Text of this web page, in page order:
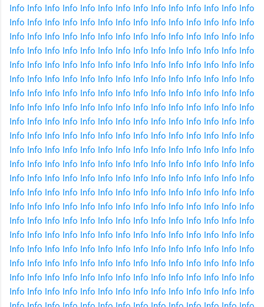
Info Info Info Info Info Info Info Info Info Info Info Info Info Info
Info Info Info Info Info Info Info Info Info Info Info Info Info Info
Info Info Info Info Info Info Info Info Info Info Info Info Info Info
Info Info Info Info Info Info Info Info Info Info Info Info Info Info
Info Info Info Info Info Info Info Info Info Info Info Info Info Info
Info Info Info Info Info Info Info Info Info Info Info Info Info Info
Info Info Info Info Info Info Info Info Info Info Info Info Info Info
Info Info Info Info Info Info Info Info Info Info Info Info Info Info
Info Info Info Info Info Info Info Info Info Info Info Info Info Info
Info Info Info Info Info Info Info Info Info Info Info Info Info Info
Info Info Info Info Info Info Info Info Info Info Info Info Info Info
Info Info Info Info Info Info Info Info Info Info Info Info Info Info
Info Info Info Info Info Info Info Info Info Info Info Info Info Info
Info Info Info Info Info Info Info Info Info Info Info Info Info Info
Info Info Info Info Info Info Info Info Info Info Info Info Info Info
Info Info Info Info Info Info Info Info Info Info Info Info Info Info
Info Info Info Info Info Info Info Info Info Info Info Info Info Info
Info Info Info Info Info Info Info Info Info Info Info Info Info Info
Info Info Info Info Info Info Info Info Info Info Info Info Info Info
Info Info Info Info Info Info Info Info Info Info Info Info Info Info
Info Info Info Info Info Info Info Info Info Info Info Info Info Info